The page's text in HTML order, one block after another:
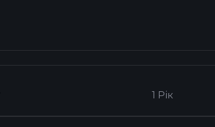
1 Рік